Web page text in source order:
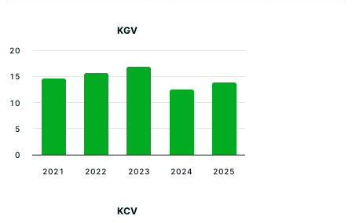
KGV
2021 2022 2023 2024 2025
0
5
10
15
20
KCV